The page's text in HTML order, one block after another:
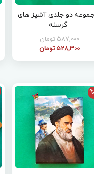
دو جلدی آشپز های
گرسنه
587,000 تومان
528,300 تومان